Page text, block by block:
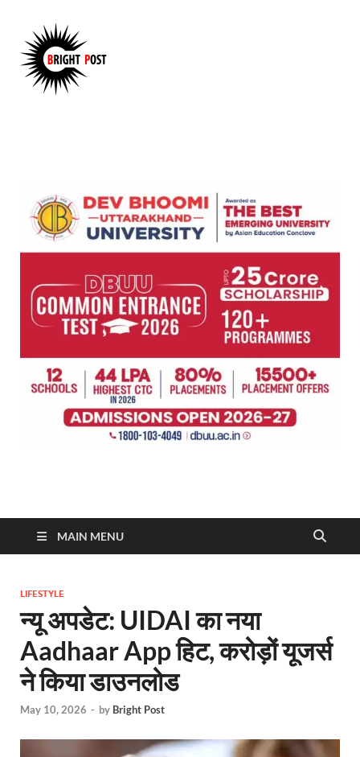
MAIN MENU
LIFESTYLE
न्यू अपडेट: UIDAI का नया
Aadhaar App हिट, करोड़ों यूजर्स
ने किया डाउनलोड
May 10, 2026 - by Bright Post